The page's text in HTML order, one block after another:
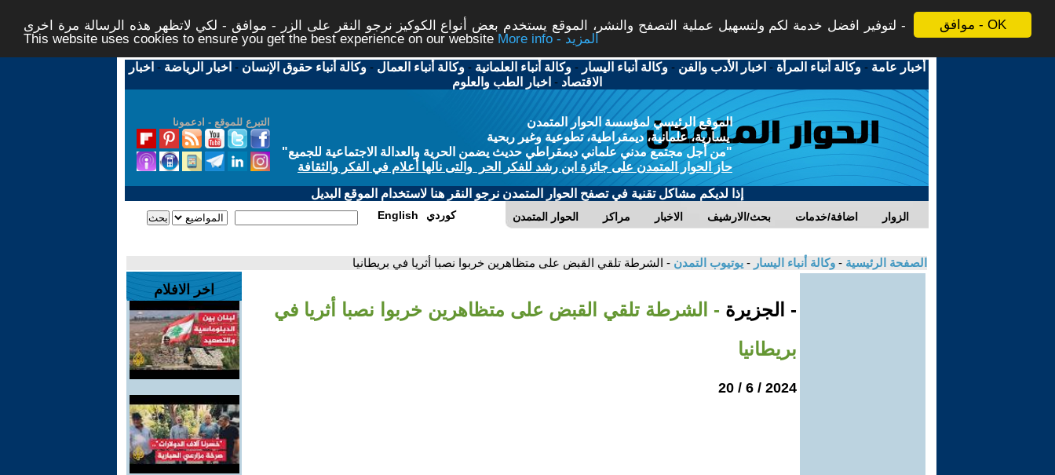
موافق - OK
لتوفير افضل خدمة لكم ولتسهيل عملية التصفح والنشر، الموقع يستخدم بعض أنواع الكوكيز نرجو النقر على الزر - موافق - لكي لاتظهر هذه الرسالة مرة اخرى -
This website uses cookies to ensure you get the best experience on our website
More info - المزيد
أخبار عامة -وكالة أنباء المرأة - اخبار الأدب والفن -وكالة أنباء اليسار -وكالة أنباء العلمانية -وكالة أنباء العمال -وكالة أنباء حقوق الإنسان - اخبار الرياضة - اخبار
الاقتصاد - اخبار الطب والعلوم
التبرع للموقع - ادعمونا
الموقع الرئيسي لمؤسسة الحوار المتمدن
يسارية، علمانية، ديمقراطية، تطوعية وغير ربحية
"من أجل مجتمع مدني علماني ديمقراطي حديث يضمن الحرية والعدالة الاجتماعية للجميع"
حاز الحوار المتمدن على جائزة ابن رشد للفكر الحر والتى نالها أعلام في الفكر والثقافة
إذا لديكم مشاكل تقنية في تصفح الحوار المتمدن نرجو النقر هنا لاستخدام الموقع البديل
الحوار المتمدن مراكز الاخبار بحث/الارشيف اضافة/خدمات الزوار English كوردي
الصفحة الرئيسية - وكالة أنباء اليسار - يوتيوب التمدن - الشرطة تلقي القبض على متظاهرين خربوا نصبا أثريا في بريطانيا
- الجزيرة - الشرطة تلقي القبض على متظاهرين خربوا نصبا أثريا في
بريطانيا
2024 / 6 / 20
اخر الافلام